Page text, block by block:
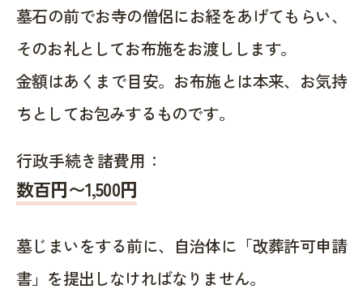
墓石の前でお寺の僧侶にお経をあげてもらい、
そのお礼としてお布施をお渡しします。
金額はあくまで目安。お布施とは本来、お気持
ちとしてお包みするものです。
行政手続き諸費用：
数百円〜1,500円
墓じまいをする前に、自治体に「改葬許可申請
書」を提出しなければなりません。